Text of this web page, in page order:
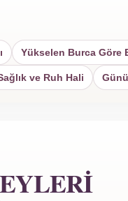
Yükselen Burca Göre
ve Ruh Hali